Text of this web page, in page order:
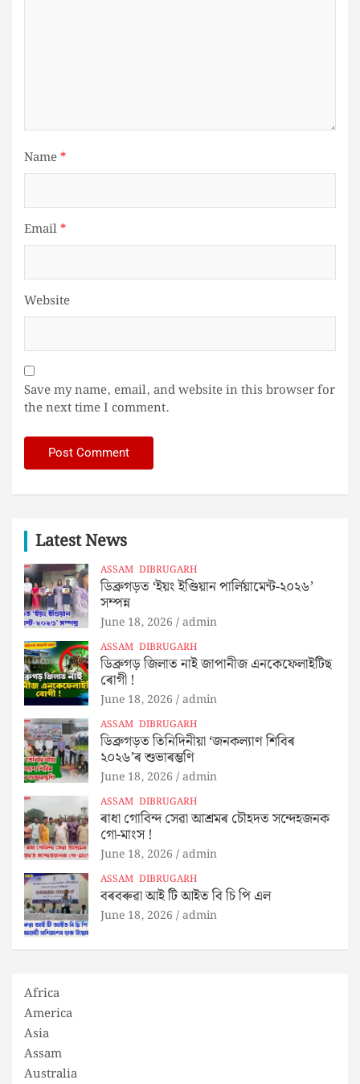
Name*
Email*
Website
Save my name, email, and website in this browser for
the next time I comment.
Latest News
ASSAM DIBRUGARH
ডিব্ৰুগড়ত ‘ইয়ং ইণ্ডিয়ান পাৰ্লিয়ামেন্ট-২০২৬’
সম্পন্ন
June 18, 2026 admin
ASSAM DIBRUGARH
ডিব্ৰুগড় জিলাত নাই জাপানীজ এনকেফেলাইটিছ
ৰোগী !
June 18, 2026 admin
ASSAM DIBRUGARH
ডিব্ৰুগড়ত তিনিদিনীয়া ‘জনকল্যাণ শিবিৰ
২০২৬’ৰ শুভাৰম্ভণি
June 18, 2026 admin
ASSAM DIBRUGARH
ৰাধা গোবিন্দ সেৱা আশ্ৰমৰ চৌহদত সন্দেহজনক
গো-মাংস !
June 18, 2026 admin
ASSAM DIBRUGARH
বৰবৰুৱা আই টি আইত বি চি পি এল
June 18, 2026 admin
Africa
America
Asia
Assam
Australia